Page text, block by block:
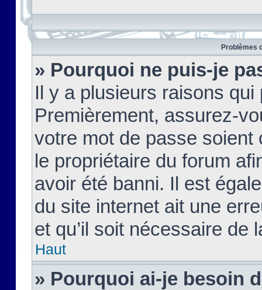
Problèmes
» Pourquoi ne puis-je
Il y a plusieurs raisons
Premièrement, assurez-
votre mot de passe soient
le propriétaire du forum
avoir été banni. Il est
du site internet ait une
et qu’il soit nécessaire de
Haut
» Pourquoi ai-je besoin